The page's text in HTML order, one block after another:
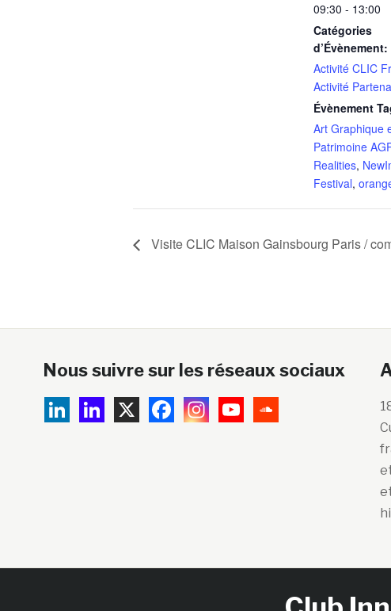
09:30 - 13:00
Catégories
d’Évènement:
Activité CLIC
Activité
Évènement
Art Graphique
Patrimoine AGP
Realities,
Festival,
Visite CLIC Maison Gainsbourg Paris /
Nous suivre sur les réseaux sociaux